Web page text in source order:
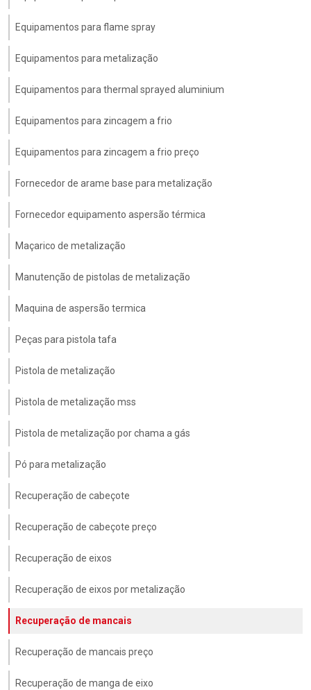
Equipamentos para flame spray
Equipamentos para metalização
Equipamentos para thermal sprayed aluminium
Equipamentos para zincagem a frio
Equipamentos para zincagem a frio preço
Fornecedor de arame base para metalização
Fornecedor equipamento aspersão térmica
Maçarico de metalização
Manutenção de pistolas de metalização
Maquina de aspersão termica
Peças para pistola tafa
Pistola de metalização
Pistola de metalização mss
Pistola de metalização por chama a gás
Pó para metalização
Recuperação de cabeçote
Recuperação de cabeçote preço
Recuperação de eixos
Recuperação de eixos por metalização
Recuperação de mancais
Recuperação de mancais preço
Recuperação de manga de eixo